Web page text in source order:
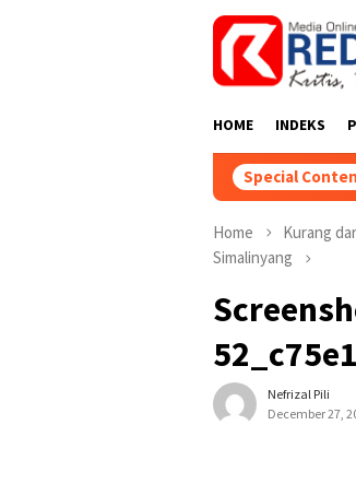
HOME INDEKS
Special
Home
Kurang
Simalinyang
Nefrizal Pili
December 27,